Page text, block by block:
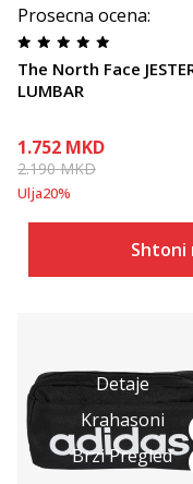
Prosecna ocena:
The North Face
LUMBAR
1.752 MKD
2.190MKD
Ulja20%
Shtoni
Detaje
Krahasoni
Brzi Pregled